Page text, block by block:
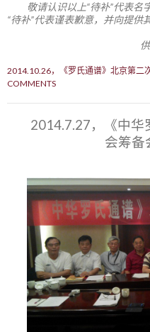
敬请认识以上“待补”代表
“待补”代表谨表歉意，并向提供
2014.10.26，《罗氏通谱》北京第二
COMMENTS
2014.7.27，《中华
会筹备